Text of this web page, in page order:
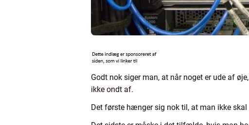
Godt nok siger man, at når noget er ude af
ikke ondt af.
Det første hænger sig nok til, at man ikke